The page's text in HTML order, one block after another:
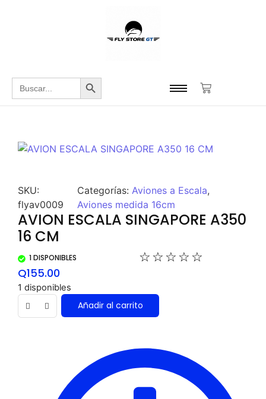
Buscar: Botón de búsqueda
SKU:
flyav0009
Categorías:Aviones a Escala,
Aviones medida 16cm
AVION ESCALA SINGAPORE A350
16 CM
1 DISPONIBLES ☆ ☆ ☆ ☆ ☆
Q155.00
1 disponibles
Añadir al carrito